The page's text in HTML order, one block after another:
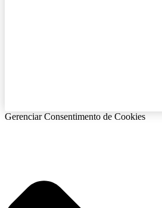
Gerenciar Consentimento de Cookies